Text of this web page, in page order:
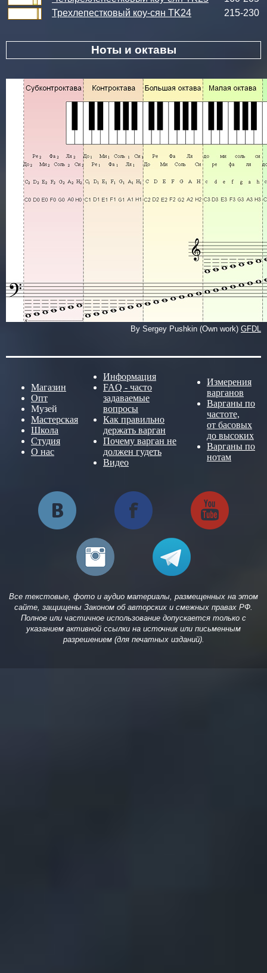
Трехлепестковый коу-сян TK24
215-230
Ноты и октавы
By Sergey Pushkin (Own work) GFDL
Магазин
Опт
Музей
Мастерская
Школа
Студия
О нас
Информация
FAQ - часто
задаваемые
вопросы
Как правильно
держать варган
Почему варган не
должен гудеть
Видео
Измерения
варганов
Варганы по
частоте,
от басовых
до высоких
Варганы по
нотам
Все текстовые, фото и аудио материалы, размещенных на этом
сайте, защищены Законом об авторских и смежных правах РФ.
Полное или частичное использование допускается только с
указанием активной ссылки на источник или письменным
разрешением (для печатных изданий).